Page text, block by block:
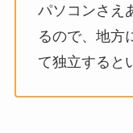
パソコンさえ
るので、地方
て独立すると